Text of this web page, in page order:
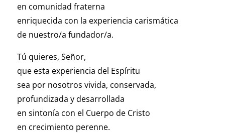
en comunidad fraterna
enriquecida con la experiencia carismática
de nuestro/a fundador/a.
Tú quieres, Señor,
que esta experiencia del Espíritu
sea por nosotros vivida, conservada,
profundizada y desarrollada
en sintonía con el Cuerpo de Cristo
en crecimiento perenne.